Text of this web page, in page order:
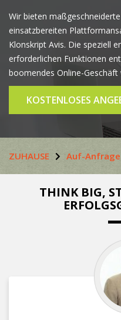
Wir bieten
einsatzbereiten
Klonskript Avis. Die speziell
erforderlichen Funktionen
boomendes Online-Geschäft
KOSTENLOSES
ZUHAUSE Auf-
THINK BIG,